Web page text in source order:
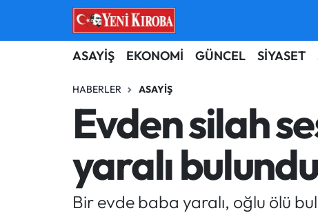
ASAYİŞ EKONOMİ GÜNCEL SİYASET
HABERLER ASAYIŞ
Evden silah
yaralı bulundu
Bir evde baba yaralı, oğlu ölü
ASAYİŞ
BİLİM-TEKNOLOJİ
DÜNYA
EĞİTİM
Aydın Nöbetçi Eczaneler
Aydın Hava Durumu
Aydin Namaz Vakitleri
Aydın Trafik Yoğunluk Haritası
Süper Lig Puan Durumu ve Fikstür